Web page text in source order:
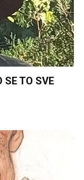
SE TO SVE